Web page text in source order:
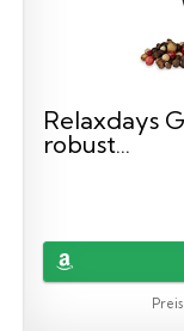
Relaxdays
robust...